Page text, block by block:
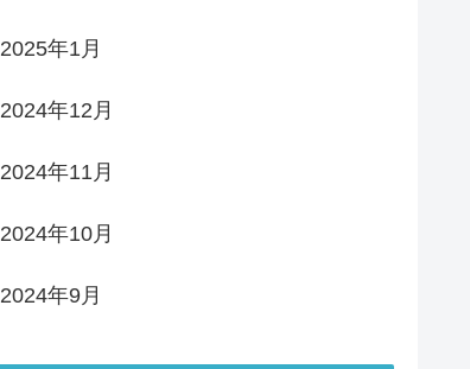
2025年1月
2024年12月
2024年11月
2024年10月
2024年9月